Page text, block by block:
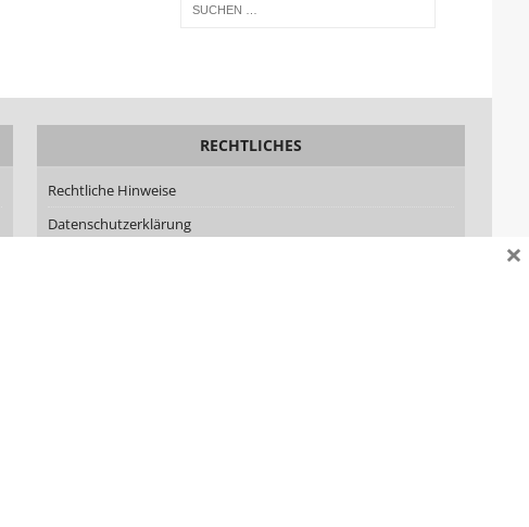
RECHTLICHES
Rechtliche Hinweise
Datenschutzerklärung
×